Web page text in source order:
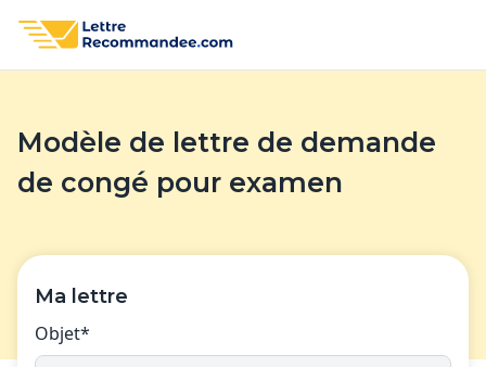
Modèle de lettre de demande
de congé pour examen
Ma lettre
Objet*